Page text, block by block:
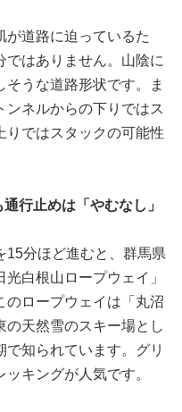
が道路に迫っているた
ではありません。山陰に
うな道路形状です。ま
ンネルからの下りではス
りではスタックの可能性
行止めは「やむなし」
15分ほど進むと、群馬県
白根山ロープウェイ」
のロープウェイは「丸沼
の天然雪のスキー場とし
知られています。グリ
キングが人気です。